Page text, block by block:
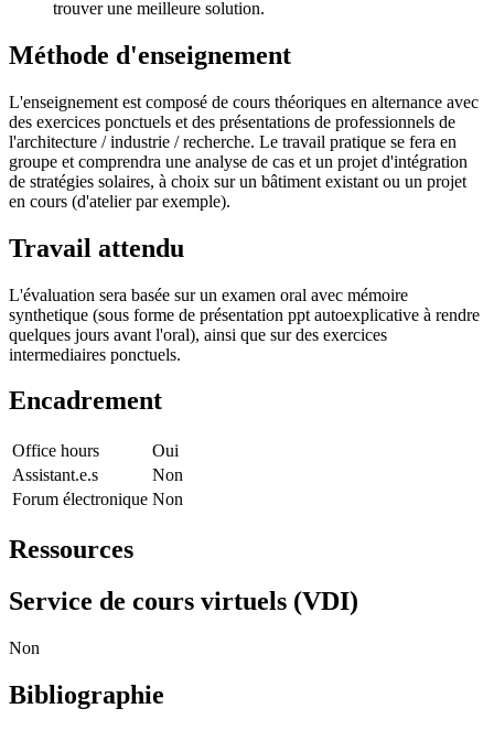
trouver une meilleure solution.
Méthode d'enseignement
L'enseignement est composé de cours théoriques en alternance avec
des exercices ponctuels et des présentations de professionnels de
l'architecture / industrie / recherche. Le travail pratique se fera en
groupe et comprendra une analyse de cas et un projet d'intégration
de stratégies solaires, à choix sur un bâtiment existant ou un projet
en cours (d'atelier par exemple).
Travail attendu
L'évaluation sera basée sur un examen oral avec mémoire
synthetique (sous forme de présentation ppt autoexplicative à rendre
quelques jours avant l'oral), ainsi que sur des exercices
intermediaires ponctuels.
Encadrement
Office hours
Oui
Assistant.e.s
Non
Forum électronique Non
Ressources
Service de cours virtuels (VDI)
Non
Bibliographie